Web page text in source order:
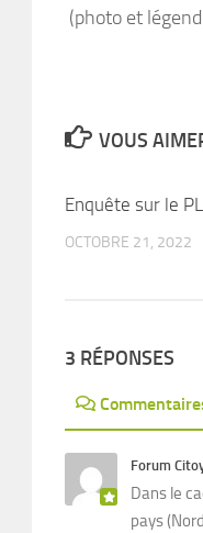
(photo et
VOUS
Enquête sur le
OCTOBRE 21, 2022
3 RÉPONSES
Forum
Dans le
pays